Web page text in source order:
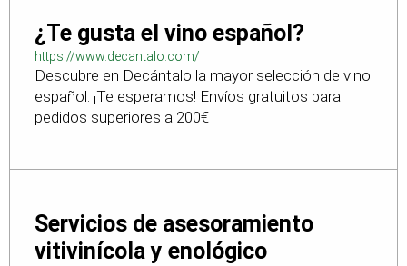
¿Te gusta el vino español?
https://www.decantalo.com/
Descubre en Decántalo la mayor selección de vino
español. ¡Te esperamos! Envíos gratuitos para
pedidos superiores a 200€
Servicios de asesoramiento
vitivinícola y enológico